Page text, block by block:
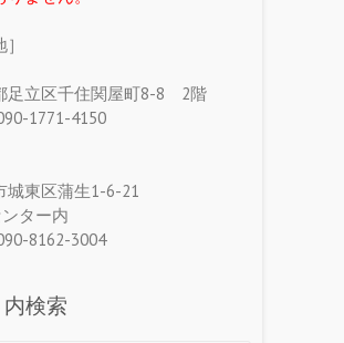
足立区千住関屋町8-8 2階
1771-4150
東区蒲生1-6-21
ター内
8162-3004
検索